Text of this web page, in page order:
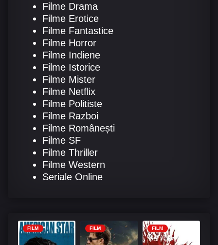
Filme Drama
Filme Erotice
Filme Fantastice
Filme Horror
Filme Indiene
Filme Istorice
Filme Mister
Filme Netflix
Filme Politiste
Filme Razboi
Filme Românești
Filme SF
Filme Thriller
Filme Western
Seriale Online
FILM FILM FILM